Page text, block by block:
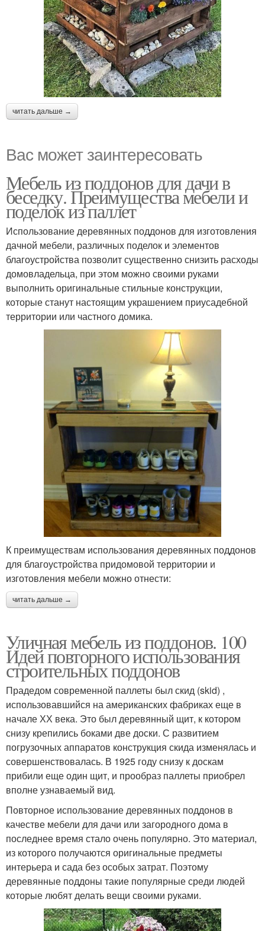
читать дальше →
Вас может заинтересовать
Мебель из поддонов для дачи в
беседку. Преимущества мебели и
поделок из паллет
Использование деревянных поддонов для изготовления
дачной мебели, различных поделок и элементов
благоустройства позволит существенно снизить расходы
домовладельца, при этом можно своими руками
выполнить оригинальные стильные конструкции,
которые станут настоящим украшением приусадебной
территории или частного домика.
К преимуществам использования деревянных поддонов
для благоустройства придомовой территории и
изготовления мебели можно отнести:
читать дальше →
Уличная мебель из поддонов. 100
Идей повторного использования
строительных поддонов
Прадедом современной паллеты был скид (skid) ,
использовавшийся на американских фабриках еще в
начале ХХ века. Это был деревянный щит, к котором
снизу крепились боками две доски. С развитием
погрузочных аппаратов конструкция скида изменялась и
совершенствовалась. В 1925 году снизу к доскам
прибили еще один щит, и прообраз паллеты приобрел
вполне узнаваемый вид.
Повторное использование деревянных поддонов в
качестве мебели для дачи или загородного дома в
последнее время стало очень популярно. Это материал,
из которого получаются оригинальные предметы
интерьера и сада без особых затрат. Поэтому
деревянные поддоны такие популярные среди людей
которые любят делать вещи своими руками.